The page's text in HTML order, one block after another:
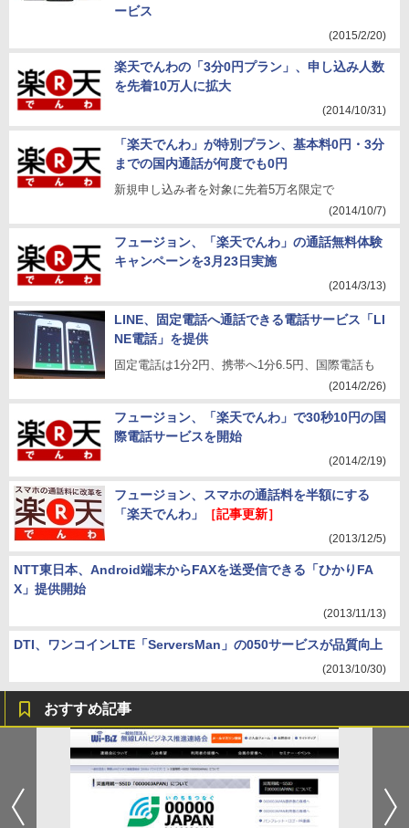
ービス
(2015/2/20)
楽天でんわの「3分0円プラン」、申し込み人数
を先着10万人に拡大
(2014/10/31)
「楽天でんわ」が特別プラン、基本料0円・3分
までの国内通話が何度でも0円
新規申し込み者を対象に先着5万名限定で
(2014/10/7)
フュージョン、「楽天でんわ」の通話無料体験
キャンペーンを3月23日実施
(2014/3/13)
LINE、固定電話へ通話できる電話サービス「LI
NE電話」を提供
固定電話は1分2円、携帯へ1分6.5円、国際電話も
(2014/2/26)
フュージョン、「楽天でんわ」で30秒10円の国
際電話サービスを開始
(2014/2/19)
フュージョン、スマホの通話料を半額にする
「楽天でんわ」
［記事更新］
(2013/12/5)
NTT東日本、Android端末からFAXを送受信できる「ひかりFA
X」提供開始
(2013/11/13)
DTI、ワンコインLTE「ServersMan」の050サービスが品質向上
(2013/10/30)
おすすめ記事